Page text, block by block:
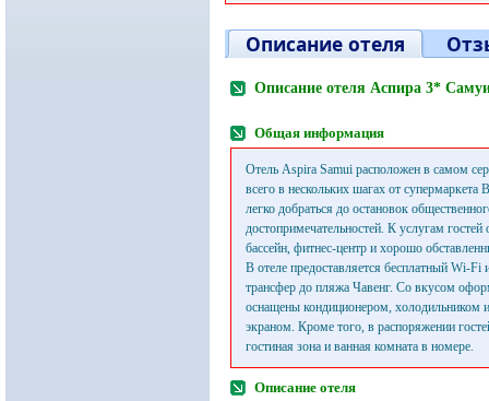
Описание отеля
Описание отеля Аспира 3*
Общая информация
Отель Aspira Samui расположен в самом
всего в нескольких шагах от супермаркета
легко добраться до остановок
достопримечательностей. К услугам
бассейн, фитнес-центр и хорошо
В отеле предоставляется бесплатный Wi-
трансфер до пляжа Чавенг. Со вкусом
оснащены кондиционером, холодильником
экраном. Кроме того, в распоряжении
гостиная зона и ванная комната в номере.
Описание отеля